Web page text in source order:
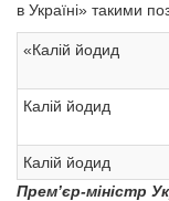
в Україні» такими
«Калій йодид
Калій йодид
Калій йодид
Прем’єр-міністр